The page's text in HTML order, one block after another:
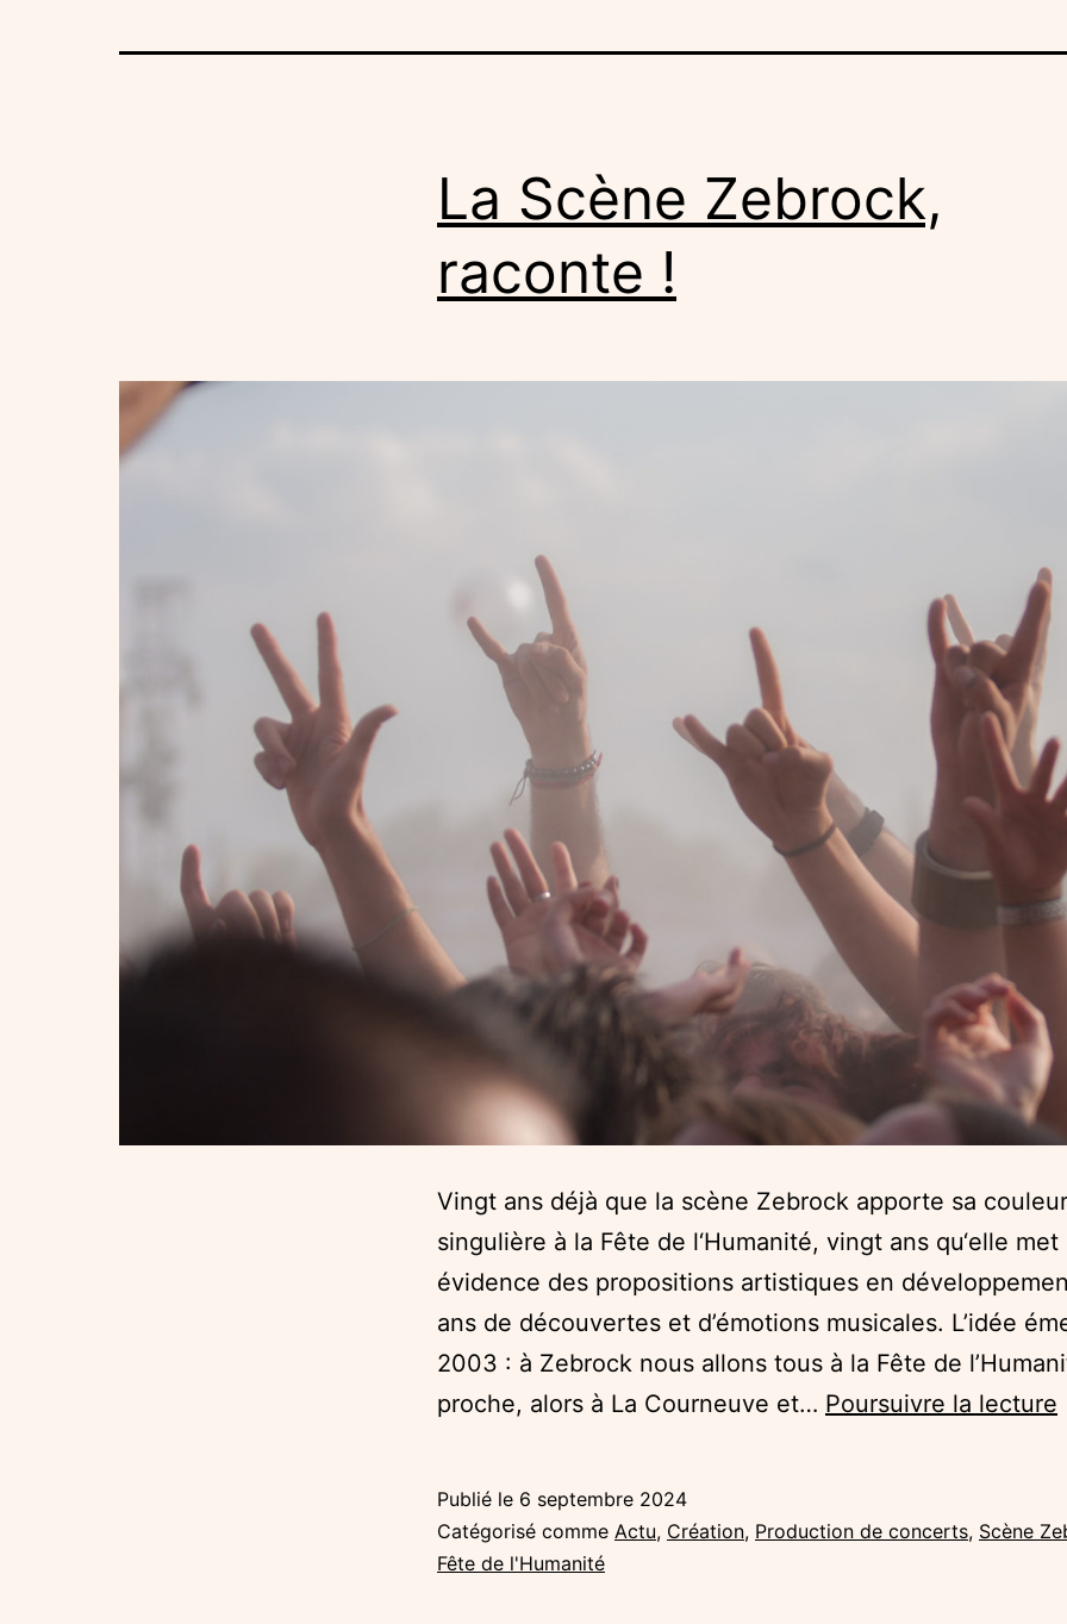
La Scène Zebrock,
raconte !
Vingt ans déjà que la scène Zebrock apporte sa couleur
singulière à la Fête de l‘Humanité, vingt ans qu‘elle met
évidence des propositions artistiques en
ans de découvertes et d’émotions musicales. L’idée
2003 : à Zebrock nous allons tous à la Fête de
proche, alors à La Courneuve et… Poursuivre la lecture
Publié le 6 septembre 2024
Catégorisé comme Actu, Création, Production de concerts, Scène
Fête de l'Humanité